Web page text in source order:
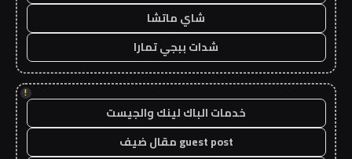
شاي ماتشا
شدات ببجي تمارا
!
خدمات الباك لينك والجيست
guest post مقال ضيف